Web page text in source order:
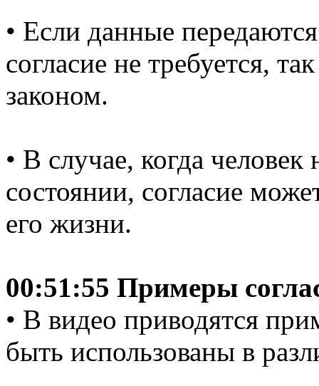
• Если данные
согласие не требуется,
законом.
• В случае, когда человек
состоянии, согласие
его жизни.
00:51:55 Примеры
• В видео приводятся
быть использованы в